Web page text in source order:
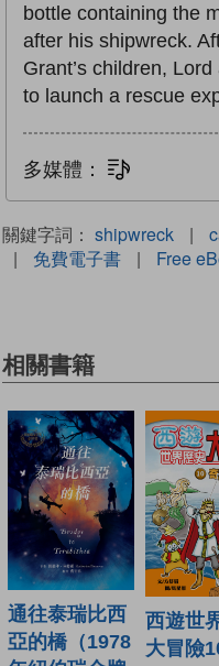
bottle containing the
after his shipwreck.
Grant’s children,
to launch a rescue
多媒體：
關鍵字詞： shipwreck |
|
免費電子書 | Free
相關書籍
通往泰瑞比西
亞的橋（1978
西遊世
大冒險